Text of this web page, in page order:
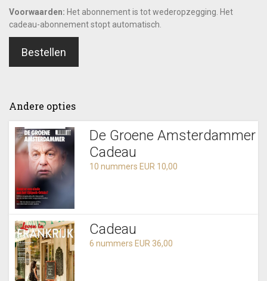
Voorwaarden: Het abonnement is tot wederopzegging. Het
cadeau-abonnement stopt automatisch.
Bestellen
Andere opties
De Groene Amsterdammer
Cadeau
10 nummers EUR 10,00
Cadeau
6 nummers EUR 36,00